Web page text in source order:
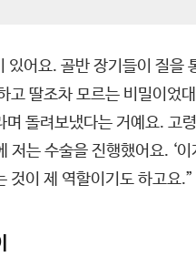
있어요. 골반 장기들이 질을
고 딸조차 모르는 비밀이었
돌려보냈다는 거예요. 고
저는 수술을 진행했어요. ‘
것이 제 역할이기도 하고요.”